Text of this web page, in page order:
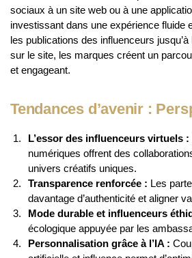
sociaux à un site web ou à une
investissant dans une expérience fluide
les publications des influenceurs jusqu’à
sur le site, les marques créent un
et engageant.
Tendances d’avenir :
L’essor des influenceurs virtuels :
numériques offrent des
univers créatifs uniques.
Transparence renforcée : Les
davantage d’authenticité et aligner
Mode durable et influenceurs
écologique appuyée par les
Personnalisation grâce à l’IA :